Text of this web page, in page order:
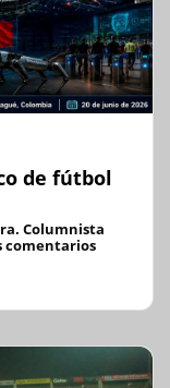
de fútbol
Columnista
comentarios